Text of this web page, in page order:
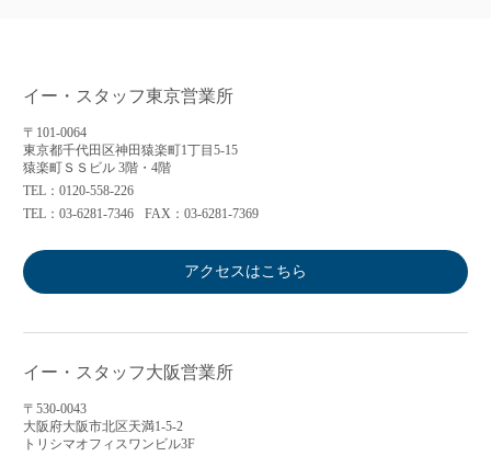
イー・スタッフ東京営業所
〒101-0064
東京都千代田区神田猿楽町1丁目5-15
猿楽町ＳＳビル 3階・4階
TEL：0120-558-226
TEL：03-6281-7346
FAX：03-6281-7369
アクセスはこちら
イー・スタッフ大阪営業所
〒530-0043
大阪府大阪市北区天満1-5-2
トリシマオフィスワンビル3F